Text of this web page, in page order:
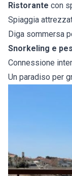
Ristorante con
Spiaggia
Diga sommersa
Snorkeling e
Connessione
Un paradiso per